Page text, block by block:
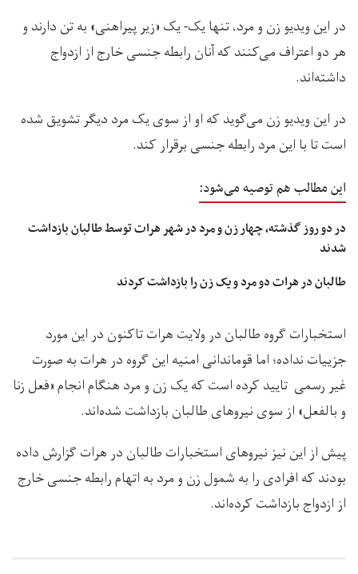
در این ویدیو زن و مرد، تنها یک- یک «زیر پیراهنی» به تن دارند و
هر دو اعتراف می‌کنند که آنان رابطه جنسی خارج از ازدواج
داشته‌اند.
در این ویدیو زن می‌گوید که او از سوی یک مرد دیگر تشویق شده
است تا با این مرد رابطه جنسی برقرار کند.
این مطالب هم توصیه می‌شود:
در دو روز گذشته، چهار زن و مرد در شهر هرات توسط طالبان بازداشت
شدند
طالبان در هرات دو مرد و یک زن را بازداشت کردند
استخبارات گروه طالبان در ولایت هرات تاکنون در این مورد
جزییات نداده؛ اما قوماندانی امنیه این گروه در هرات به صورت
غیر رسمی تایید کرده‌ است که یک زن و مرد هنگام انجام «فعل زنا
و بالفعل» از سوی نیروهای طالبان بازداشت شده‌اند.
پیش از این نیز نیروهای استخبارات طالبان در هرات گزارش داده
بودند که افرادی را به شمول زن و مرد به اتهام رابطه جنسی خارج
از ازدواج بازداشت کرده‌اند.